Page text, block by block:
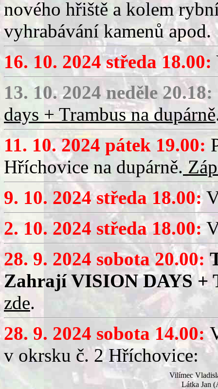
nového hřiště a kolem
vyhrabávání kamenů apod.
16. 10. 2024 středa 18.00:
13. 10. 2024 neděle 20.18:
days + Trambus na dupárně
11. 10. 2024 pátek 19.00:
Hříchovice na dupárně.
9. 10. 2024 středa 18.00:
2. 10. 2024 středa 18.00:
28. 9. 2024 sobota 20.00:
Zahrají VISION DAYS +
zde.
28. 9. 2024 sobota 14.00:
v okrsku č. 2 Hříchovice:
Vilímec
Látka Jan